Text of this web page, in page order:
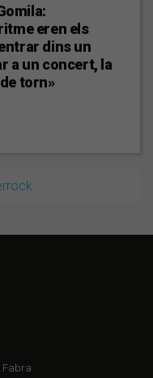
eren els
dins un
a un concert, la
torn»
Fabra